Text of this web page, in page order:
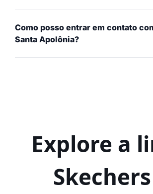
Como posso entrar em contato
Santa Apolônia?
Explore a